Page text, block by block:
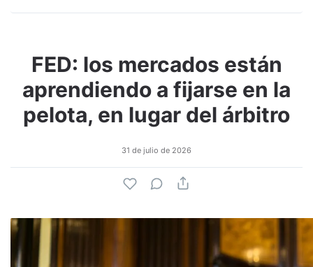
FED: los mercados están
aprendiendo a fijarse en la
pelota, en lugar del árbitro
31 de julio de 2026